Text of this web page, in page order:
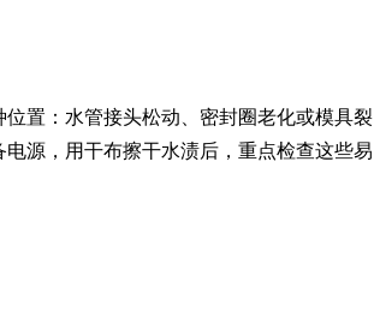
置：水管接头松动、密封圈老化或模具裂
源，用干布擦干水渍后，重点检查这些易